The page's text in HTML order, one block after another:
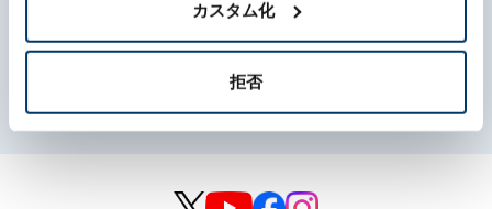
カスタム化
拒否
Policies concerning personal information